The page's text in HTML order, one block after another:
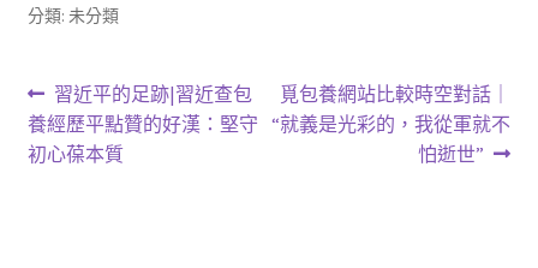
分類: 未分類
文
章
上
一
篇
習近平的足跡|習近查包
養經歷平點贊的好漢：堅守
初心葆本質
下
一
覓包養網站比較時空對話｜
“就義是光彩的，我從軍就不
怕逝世”